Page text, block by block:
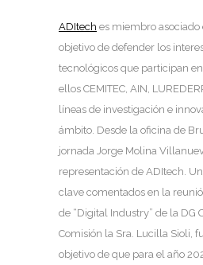
ADItech es miembro asociado
objetivo de defender los
tecnológicos que participan
ellos CEMITEC, AIN,
líneas de investigación e
ámbito. Desde la oficina de
jornada Jorge Molina
representación de ADItech.
clave comentados en la
de “Digital Industry” de la DG
Comisión la Sra. Lucilla Sioli,
objetivo de que para el año